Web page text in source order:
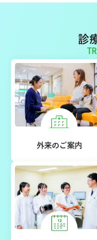
診
外来のご案内